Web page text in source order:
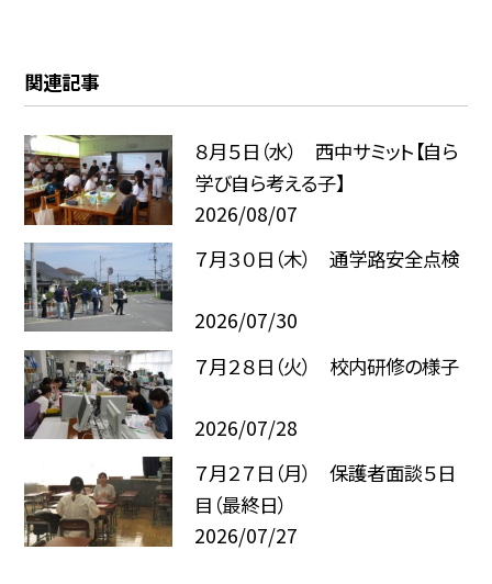
関連記事
８月５日（水） 西中サミット【自ら
学び自ら考える子】
2026/08/07
７月３０日（木） 通学路安全点検
2026/07/30
７月２８日（火） 校内研修の様子
2026/07/28
７月２７日（月） 保護者面談５日
目（最終日）
2026/07/27